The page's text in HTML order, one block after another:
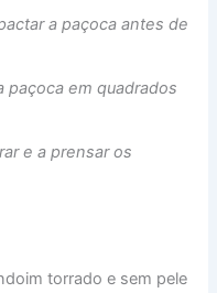
a paçoca antes de
paçoca em quadrados
e a prensar os
torrado e sem pele